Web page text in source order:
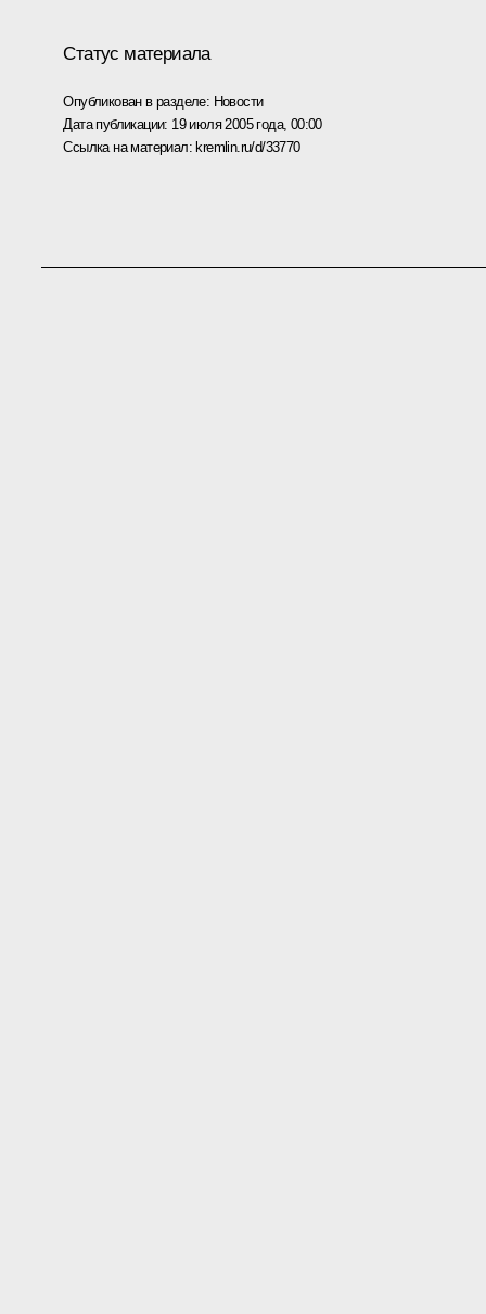
Статус материала
Опубликован в разделе: Новости
Дата публикации: 19 июля 2005 года, 00:00
Ссылка на материал:kremlin.ru/d/33770